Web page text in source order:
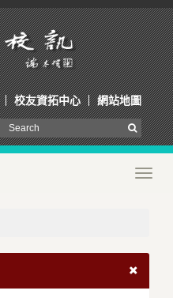
校友資拓中心 網站地圖